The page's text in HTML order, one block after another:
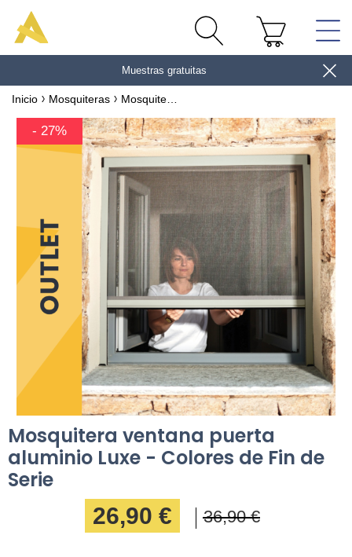
Muestras gratuitas
Inicio Mosquiteras
- 27%
Mosquitera ventana puerta
aluminio Luxe - Colores de Fin de
Serie
26,90 €
36,90 €